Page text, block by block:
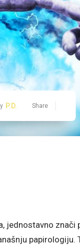
P.D. Share
jednostavno znači
papirologiju.